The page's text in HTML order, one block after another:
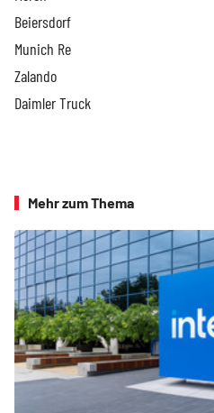
Beiersdorf
Munich Re
Zalando
Daimler Truck
Mehr zum Thema